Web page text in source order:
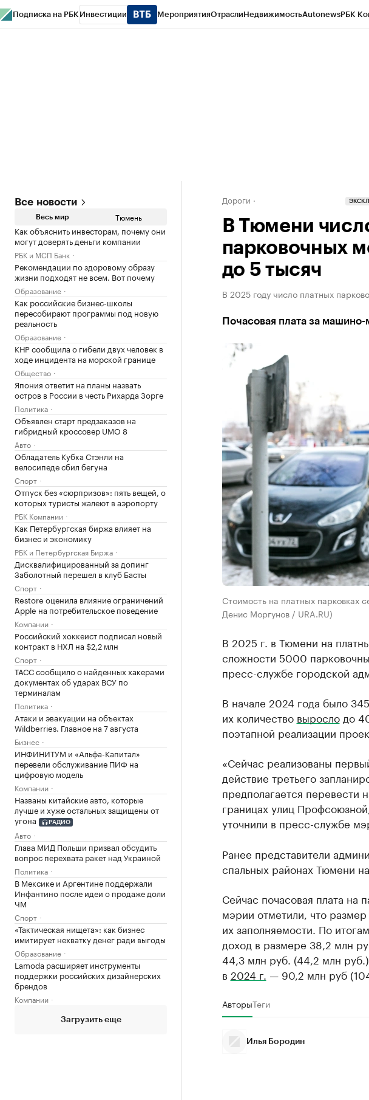
Подписка на РБК Инвестиции МероприятияОтраслиНедвижимостьAutonewsРБК
Все новости
Весь мир Тюмень
Как объяснить инвесторам, почему они
могут доверять деньги компании
РБК и МСП Банк
Рекомендации по здоровому образу
жизни подходят не всем. Вот почему
Образование
Как российские бизнес-школы
пересобирают программы под новую
реальность
Образование
КНР сообщила о гибели двух человек в
ходе инцидента на морской границе
Общество
Япония ответит на планы назвать
остров в России в честь Рихарда Зорге
Политика
Объявлен старт предзаказов на
гибридный кроссовер UMO 8
Авто
Обладатель Кубка Стэнли на
велосипеде сбил бегуна
Спорт
Отпуск без «сюрпризов»: пять вещей, о
которых туристы жалеют в аэропорту
РБК Компании
Как Петербургская биржа влияет на
бизнес и экономику
РБК и Петербургская Биржа
Дисквалифицированный за допинг
Заболотный перешел в клуб Басты
Спорт
Restore оценила влияние ограничений
Apple на потребительское поведение
Компании
Российский хоккеист подписал новый
контракт в НХЛ на $2,2 млн
Спорт
ТАСС сообщило о найденных хакерами
документах об ударах ВСУ по
терминалам
Политика
Атаки и эвакуации на объектах
Wildberries. Главное на 7 августа
Бизнес
ИНФИНИТУМ и «Альфа-Капитал»
перевели обслуживание ПИФ на
цифровую модель
Компании
Названы китайские авто, которые
лучше и хуже остальных защищены от
угона
РАДИО
Авто
Глава МИД Польши призвал обсудить
вопрос перехвата ракет над Украиной
Политика
В Мексике и Аргентине поддержали
Инфантино после идеи о продаже доли
ЧМ
Спорт
«Тактическая нищета»: как бизнес
имитирует нехватку денег ради выгоды
Образование
Lamoda расширяет инструменты
поддержки российских дизайнерских
брендов
Компании
Загрузить еще
Дороги
В Тюмени
парковочных
до 5 тысяч
В 2025 году число платных
Почасовая плата за
Стоимость на платных парковках
Денис Моргунов / URA.RU)
В 2025 г. в Тюмени на
сложности 5000
пресс-службе городской
В начале 2024 года было
их количество вырослодо
поэтапной реализации
«Сейчас реализованы
действие третьего
предполагается перевести
границах улиц
уточнили в пресс-службе
Ранее представители
спальных районах Тюмени
Сейчас почасовая плата на
мэрии отметили, что
их заполняемости. По
доход в размере 38,2 млн
44,3 млн руб. (44,2 млн
в 2024 г. — 90,2 млн руб
АвторыТеги
Илья Бородин